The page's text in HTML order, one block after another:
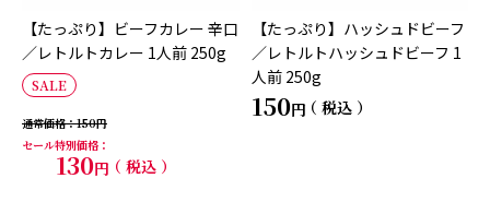
【たっぷり】ビーフカレー 辛口
／レトルトカレー 1人前 250g
SALE
通常価格
150
セール特別価格
130 税込
【たっぷり】ハッシュドビーフ
／レトルトハッシュドビーフ 1
人前 250g
150 税込